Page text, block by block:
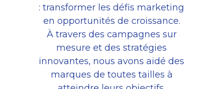
: transformer les défis marketing
en opportunités de croissance.
À travers des campagnes sur
mesure et des stratégies
innovantes, nous avons aidé des
marques de toutes tailles à